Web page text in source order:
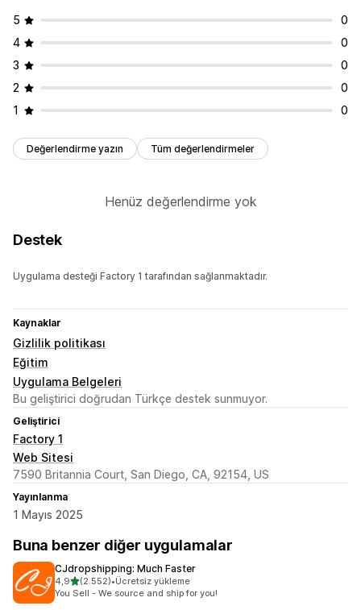
5
0
4
0
3
0
2
0
1
0
Değerlendirme yazın Tüm değerlendirmeler
Henüz değerlendirme yok
Destek
Uygulama desteği Factory 1 tarafından sağlanmaktadır.
Kaynaklar
Gizlilik politikası
Eğitim
Uygulama Belgeleri
Bu geliştirici doğrudan Türkçe destek sunmuyor.
Geliştirici
Factory 1
Web Sitesi
7590 Britannia Court, San Diego, CA, 92154, US
Yayınlanma
1 Mayıs 2025
Buna benzer diğer uygulamalar
CJdropshipping: Much Faster
4,95 yıldız üzerinden
(2.552)
toplam 2552 değerlendirme
•Ücretsiz yükleme
You Sell - We source and ship for you!